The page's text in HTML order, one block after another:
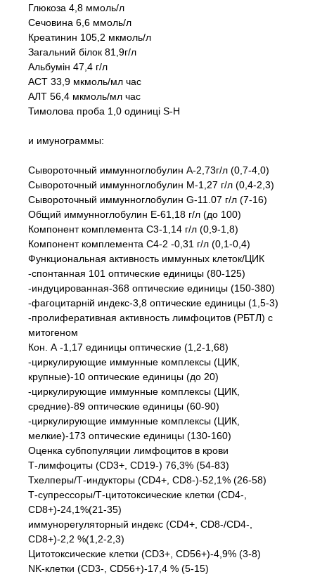
Глюкоза 4,8 ммоль/л
Сечовина 6,6 ммоль/л
Креатинин 105,2 мкмоль/л
Загальний білок 81,9г/л
Альбумін 47,4 г/л
АСТ 33,9 мкмоль/мл час
АЛТ 56,4 мкмоль/мл час
Тимолова проба 1,0 одиницi S-H
и имунограммы:
Сывороточный иммунноглобулин А-2,73г/л (0,7-4,0)
Сывороточный иммунноглобулин М-1,27 г/л (0,4-2,3)
Сывороточный иммунноглобулин G-11.07 г/л (7-16)
Общий иммунноглобулин Е-61,18 г/л (до 100)
Компонент комплемента С3-1,14 г/л (0,9-1,8)
Компонент комплемента С4-2 -0,31 г/л (0,1-0,4)
Функциональная активность иммунных клеток/ЦИК
-спонтанная 101 оптические единицы (80-125)
-индуцированная-368 оптические единицы (150-380)
-фагоцитарній индекс-3,8 оптические единицы (1,5-3)
-пролиферативная активность лимфоцитов (РБТЛ) с
митогеном
Кон. А -1,17 единицы оптические (1,2-1,68)
-циркулирующие иммунные комплексы (ЦИК,
крупные)-10 оптические единицы (до 20)
-циркулирующие иммунные комплексы (ЦИК,
средние)-89 оптические единицы (60-90)
-циркулирующие иммунные комплексы (ЦИК,
мелкие)-173 оптические единицы (130-160)
Оценка субпопуляции лимфоцитов в крови
Т-лимфоциты (СD3+, СD19-) 76,3% (54-83)
Тхелперы/Т-индукторы (СD4+, СD8-)-52,1% (26-58)
Т-супрессоры/Т-цитотоксические клетки (СD4-,
СD8+)-24,1%(21-35)
иммунорегуляторный индекс (СD4+, СD8-/СD4-,
СD8+)-2,2 %(1,2-2,3)
Цитотоксические клетки (СD3+, СD56+)-4,9% (3-8)
NK-клетки (СD3-, СD56+)-17,4 % (5-15)